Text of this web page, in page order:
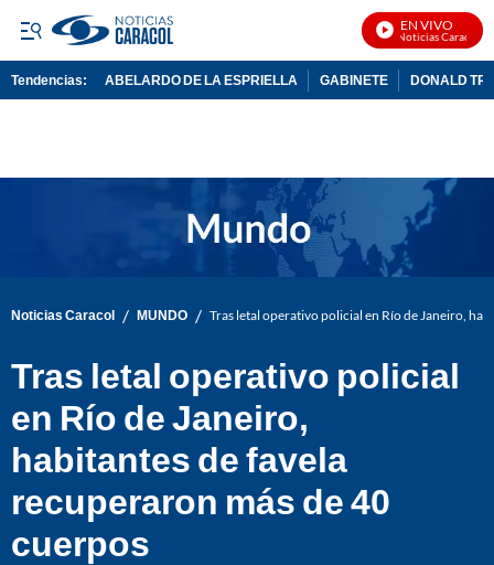
EN VIVO
Noticias Caracol En
Tendencias: ABELARDO DE LA ESPRIELLA GABINETE DONALD
Noticias Caracol / MUNDO / Tras letal operativo policial en Río de Janeiro,
Tras letal operativo policial
en Río de Janeiro,
habitantes de favela
recuperaron más de 40
cuerpos